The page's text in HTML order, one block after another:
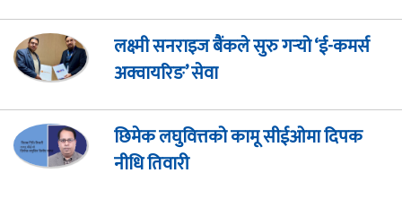
लक्ष्मी सनराइज बैंकले सुरु गर्‍यो ‘ई-कमर्स
अक्वायरिङ’ सेवा
छिमेक लघुवित्तको कामू सीईओमा दिपक
नीधि तिवारी